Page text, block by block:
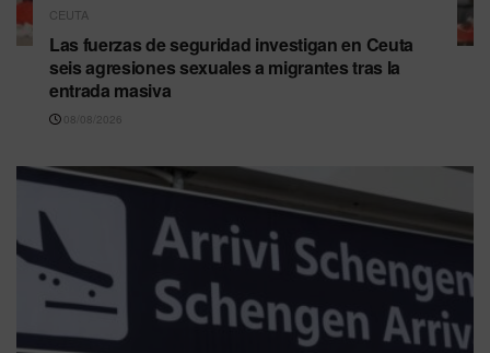
CEUTA
Las fuerzas de seguridad investigan en Ceuta
seis agresiones sexuales a migrantes tras la
entrada masiva
08/08/2026